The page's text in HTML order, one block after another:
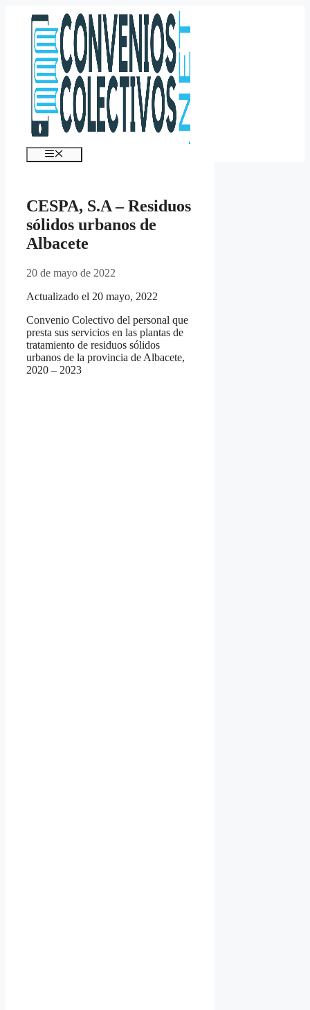
contenido
Menú
CESPA, S.A – Residuos
sólidos urbanos de
Albacete
20 de mayo de 2022
Actualizado el 20 mayo, 2022
Convenio Colectivo del personal que
presta sus servicios en las plantas de
tratamiento de residuos sólidos
urbanos de la provincia de Albacete,
2020 – 2023